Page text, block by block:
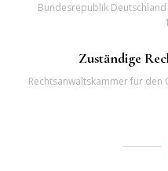
Bundesrepublik
Zuständige
Rechtsanwaltskammer für